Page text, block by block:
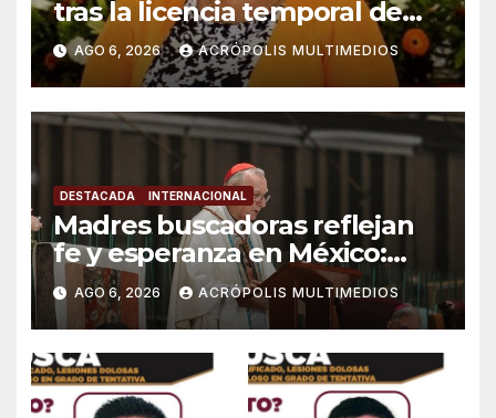
tras la licencia temporal de
Raúl González en Ixhuatlán
del Sureste
AGO 6, 2026 ACRÓPOLIS MULTIMEDIOS
DESTACADA INTERNACIONAL
Madres buscadoras reflejan
fe y esperanza en México:
Parolin
AGO 6, 2026 ACRÓPOLIS MULTIMEDIOS